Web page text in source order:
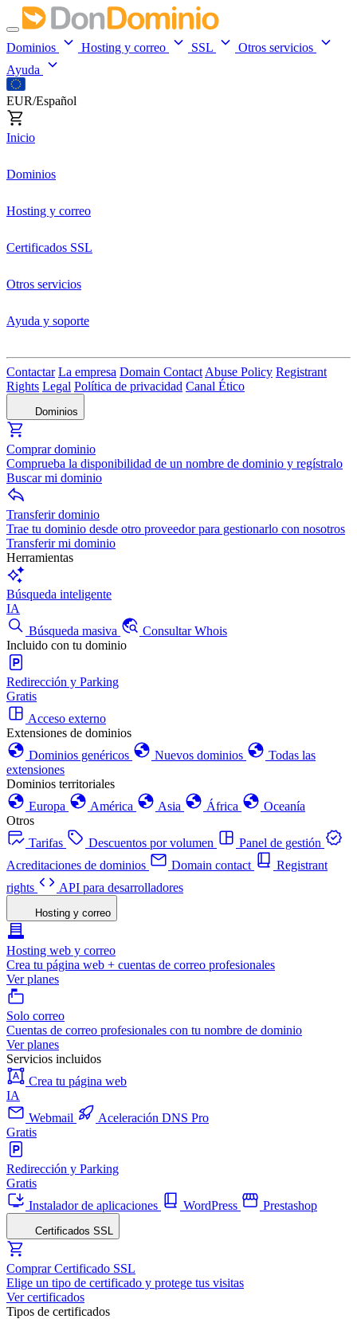
Dominios Hosting y correo SSL
Otros servicios
Ayuda
EUR/Español
Inicio
Dominios
Hosting y correo
Certificados SSL
Otros servicios
Ayuda y soporte
Contactar La empresa Domain Contact Abuse Policy Registrant
Rights Legal Política de privacidad Canal Ético
Dominios
Comprar dominio
Comprueba la disponibilidad de un nombre de dominio y regístralo
Buscar mi dominio
Transferir dominio
Trae tu dominio desde otro proveedor para gestionarlo con nosotros
Transferir mi dominio
Herramientas
Búsqueda inteligente
IA
Búsqueda masiva
Consultar Whois
Incluido con tu dominio
Redirección y Parking
Gratis
Acceso externo
Extensiones de dominios
Dominios genéricos
Nuevos dominios
Todas las
extensiones
Dominios territoriales
Europa
América Asia África
Oceanía
Otros
Tarifas
Descuentos por volumen
Panel de gestión
Acreditaciones de dominios
Domain contact
Registrant
rights
API para desarrolladores
Hosting y correo
Hosting web y correo
Crea tu página web + cuentas de correo profesionales
Ver planes
Solo correo
Cuentas de correo profesionales con tu nombre de dominio
Ver planes
Servicios incluidos
Crea tu página web
IA
Webmail
Aceleración DNS Pro
Gratis
Redirección y Parking
Gratis
Instalador de aplicaciones
WordPress Prestashop
Certificados SSL
Comprar Certificado SSL
Elige un tipo de certificado y protege tus visitas
Ver certificados
Tipos de certificados